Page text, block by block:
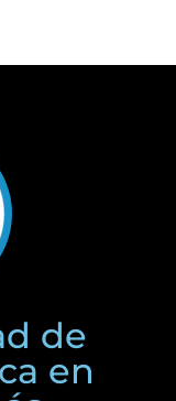
de
en